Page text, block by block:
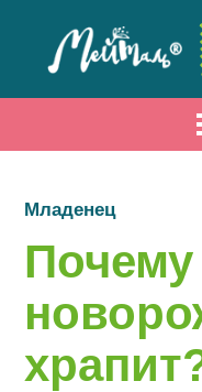
Младенец
Почему